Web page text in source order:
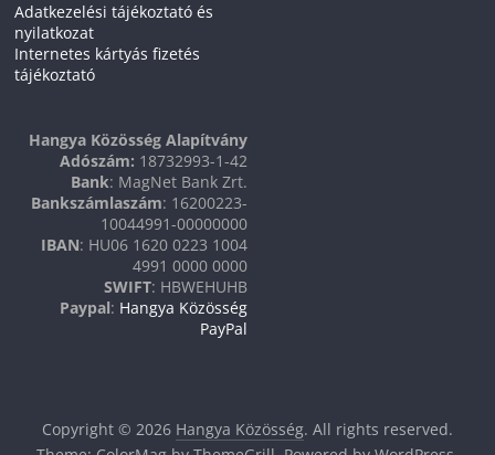
Adatkezelési tájékoztató és
nyilatkozat
Internetes kártyás fizetés
tájékoztató
Hangya Közösség Alapítvány
Adószám: 18732993-1-42
Bank: MagNet Bank Zrt.
Bankszámlaszám: 16200223-
10044991-00000000
IBAN: HU06 1620 0223 1004
4991 0000 0000
SWIFT: HBWEHUHB
Paypal: Hangya Közösség
PayPal
Copyright © 2026 Hangya Közösség. All rights reserved.